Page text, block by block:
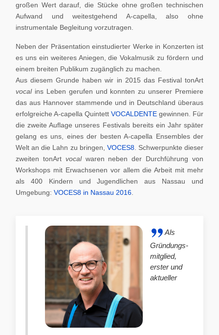
großen Wert darauf, die Stücke ohne großen technischen
Aufwand und weitestgehend A-capella, also ohne
instrumentale Begleitung vorzutragen.
Neben der Präsentation einstudierter Werke in Konzerten ist
es uns ein weiteres Aniegen, die Vokalmusik zu fördern und
einem breiten Publikum zugänglich zu machen.
Aus diesem Grunde haben wir in 2015 das Festival tonArt
vocal ins Leben gerufen und konnten zu unserer Premiere
das aus Hannover stammende und in Deutschland überaus
erfolgreiche A-capella Quintett VOCALDENTE gewinnen. Für
die zweite Auflage unseres Festivals bereits ein Jahr später
gelang es uns, eines der besten A-capella Ensembles der
Welt an die Lahn zu bringen, VOCES8. Schwerpunkte dieser
zweiten tonArt vocalwaren neben der Durchführung von
Workshops mit Erwachsenen vor allem die Arbeit mit mehr
als 400 Kindern und Jugendlichen aus Nassau und
Umgebung: VOCES8 in Nassau 2016
Als
Gründungs-
mitglied,
erster und
aktueller